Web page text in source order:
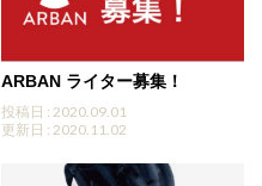
ARBAN ライター募集！
投稿日 : 2020.09.01
更新日 : 2020.11.02